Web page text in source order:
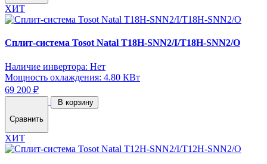
ХИТ
Сплит-система Tosot Natal T18H-SNN2/I/T18H-SNN2/O
Наличие инвертора: Нет
Мощность охлаждения: 4.80 КВт
69 200 ₽
Сравнить
В корзину
ХИТ